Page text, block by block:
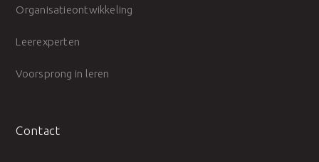
Organisatieontwikkeling
Leerexperten
Voorsprong in leren
Contact